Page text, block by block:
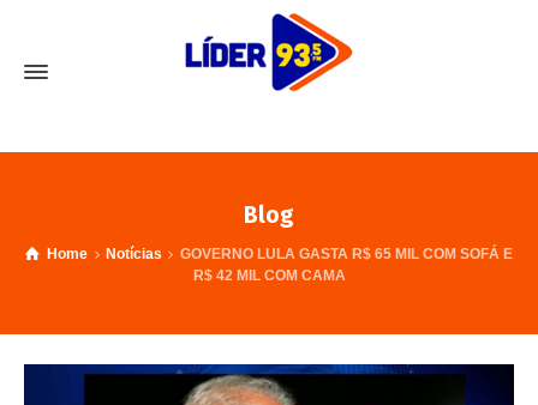
Blog
Home Notícias
GOVERNO LULA GASTA R$ 65 MIL COM SOFÁ E
R$ 42 MIL COM CAMA